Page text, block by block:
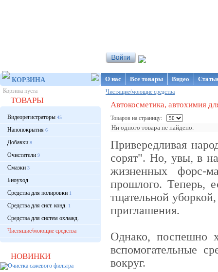
КОРЗИНА
Корзина пуста
ТОВАРЫ
Видеорегистраторы 45
Нанопокрытия 6
Добавки 8
Очистители 9
Смазки 3
Биоуход
Средства для полировки 1
Средства для сист. конд. 1
Средства для систем охлажд.
Чистящие/моющие средства
НОВИНКИ
О нас Все товары Видео
Чистящие/моющие средства
Автокосметика, автохимия
Товаров на страницу:
Ни одного товара не найдено.
Привередливая
сорят". Но, увы, в
жизненных форс-
прошлого. Теперь,
тщательной уборкой,
приглашения.
Однако, поспешно
вспомогательные
вокруг.